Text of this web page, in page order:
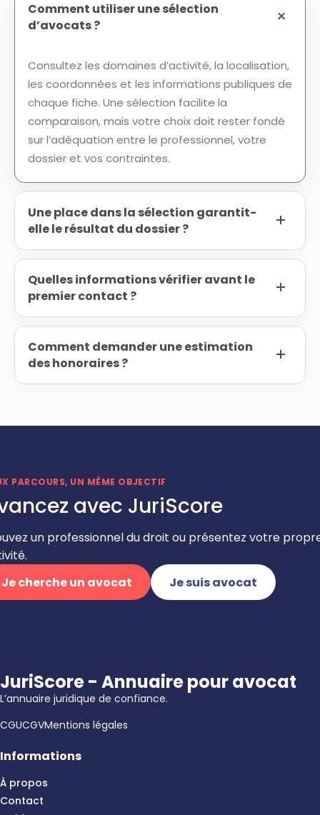
Comment utiliser une sélection
d’avocats ?
Consultez les domaines d’activité, la localisation,
les coordonnées et les informations publiques de
chaque fiche. Une sélection facilite la
comparaison, mais votre choix doit rester fondé
sur l’adéquation entre le professionnel, votre
dossier et vos contraintes.
Une place dans la sélection garantit-
elle le résultat du dossier ?
Quelles informations vérifier avant le
premier contact ?
Comment demander une estimation
des honoraires ?
PARCOURS, UN MÊME OBJECTIF
avec JuriScore
un professionnel du droit ou présentez votre
Je cherche un avocat
Je suis avocat
JuriScore - Annuaire pour avocat
L’annuaire juridique de confiance.
CGUCGVMentions légales
Informations
À propos
Contact